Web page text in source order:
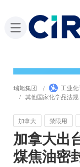
瑞旭集团 工业化
其他国家化学品法规
加拿大 禁限用
加拿大出
煤焦油密